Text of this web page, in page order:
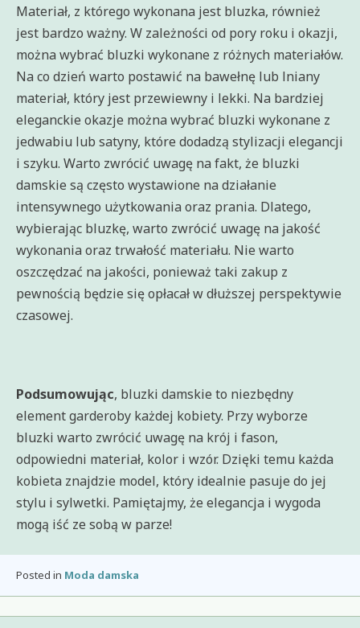
Materiał, z którego wykonana jest bluzka, również
jest bardzo ważny. W zależności od pory roku i okazji,
można wybrać bluzki wykonane z różnych materiałów.
Na co dzień warto postawić na bawełnę lub lniany
materiał, który jest przewiewny i lekki. Na bardziej
eleganckie okazje można wybrać bluzki wykonane z
jedwabiu lub satyny, które dodadzą stylizacji elegancji
i szyku. Warto zwrócić uwagę na fakt, że bluzki
damskie są często wystawione na działanie
intensywnego użytkowania oraz prania. Dlatego,
wybierając bluzkę, warto zwrócić uwagę na jakość
wykonania oraz trwałość materiału. Nie warto
oszczędzać na jakości, ponieważ taki zakup z
pewnością będzie się opłacał w dłuższej perspektywie
czasowej.
Podsumowując, bluzki damskie to niezbędny
element garderoby każdej kobiety. Przy wyborze
bluzki warto zwrócić uwagę na krój i fason,
odpowiedni materiał, kolor i wzór. Dzięki temu każda
kobieta znajdzie model, który idealnie pasuje do jej
stylu i sylwetki. Pamiętajmy, że elegancja i wygoda
mogą iść ze sobą w parze!
Posted in Moda damska